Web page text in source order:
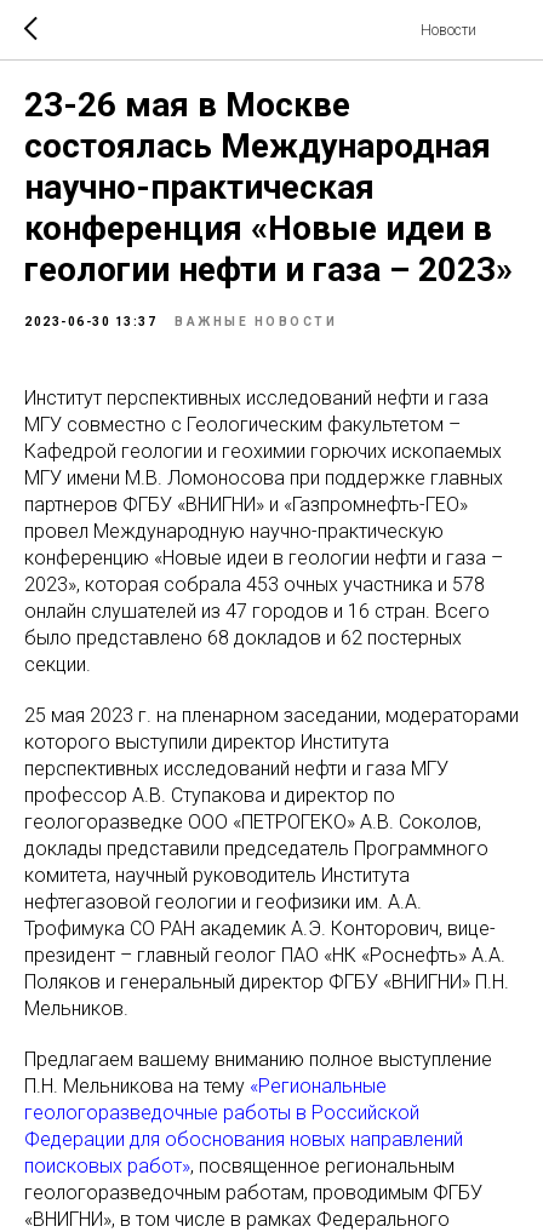
Новости
23-26 мая в Москве
состоялась Международная
научно-практическая
конференция «Новые идеи в
геологии нефти и газа – 2023»
2023-06-30 13:37 ВАЖНЫЕ НОВОСТИ
Институт перспективных исследований нефти и газа
МГУ совместно с Геологическим факультетом –
Кафедрой геологии и геохимии горючих ископаемых
МГУ имени М.В. Ломоносова при поддержке главных
партнеров ФГБУ «ВНИГНИ» и «Газпромнефть-ГЕО»
провел Международную научно-практическую
конференцию «Новые идеи в геологии нефти и газа –
2023», которая собрала 453 очных участника и 578
онлайн слушателей из 47 городов и 16 стран. Всего
было представлено 68 докладов и 62 постерных
секции.
25 мая 2023 г. на пленарном заседании, модераторами
которого выступили директор Института
перспективных исследований нефти и газа МГУ
профессор А.В. Ступакова и директор по
геологоразведке ООО «ПЕТРОГЕКО» А.В. Соколов,
доклады представили председатель Программного
комитета, научный руководитель Института
нефтегазовой геологии и геофизики им. А.А.
Трофимука СО РАН академик А.Э. Конторович, вице-
президент – главный геолог ПАО «НК «Роснефть» А.А.
Поляков и генеральный директор ФГБУ «ВНИГНИ» П.Н.
Мельников.
Предлагаем вашему вниманию полное выступление
П.Н. Мельникова на тему «Региональные
геологоразведочные работы в Российской
Федерации для обоснования новых направлений
поисковых работ», посвященное региональным
геологоразведочным работам, проводимым ФГБУ
«ВНИГНИ», в том числе в рамках Федерального